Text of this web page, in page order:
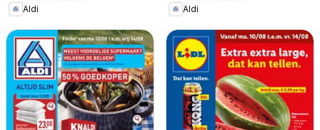
Aldi
Aldi